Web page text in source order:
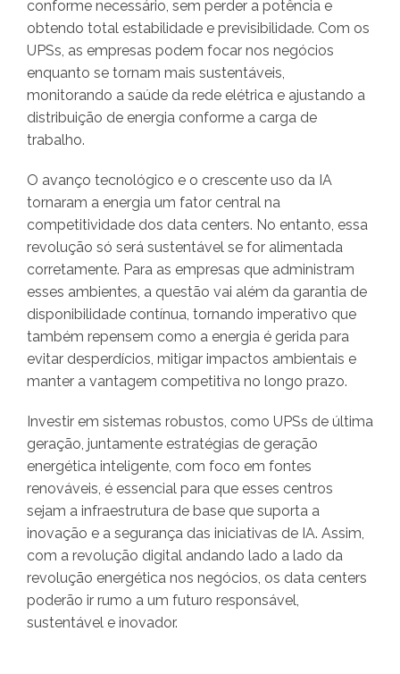
conforme necessário, sem perder a potência e
obtendo total estabilidade e previsibilidade. Com os
UPSs, as empresas podem focar nos negócios
enquanto se tornam mais sustentáveis,
monitorando a saúde da rede elétrica e ajustando a
distribuição de energia conforme a carga de
trabalho.
O avanço tecnológico e o crescente uso da IA
tornaram a energia um fator central na
competitividade dos data centers. No entanto, essa
revolução só será sustentável se for alimentada
corretamente. Para as empresas que administram
esses ambientes, a questão vai além da garantia de
disponibilidade contínua, tornando imperativo que
também repensem como a energia é gerida para
evitar desperdícios, mitigar impactos ambientais e
manter a vantagem competitiva no longo prazo.
Investir em sistemas robustos, como UPSs de última
geração, juntamente estratégias de geração
energética inteligente, com foco em fontes
renováveis, é essencial para que esses centros
sejam a infraestrutura de base que suporta a
inovação e a segurança das iniciativas de IA. Assim,
com a revolução digital andando lado a lado da
revolução energética nos negócios, os data centers
poderão ir rumo a um futuro responsável,
sustentável e inovador.